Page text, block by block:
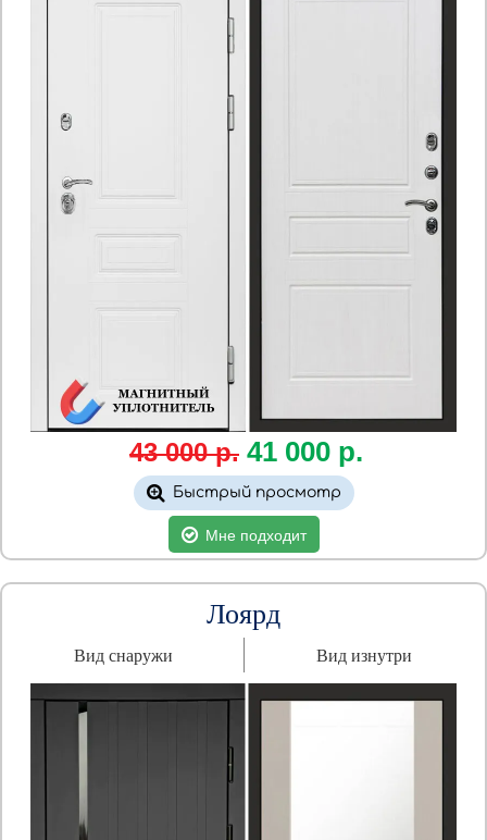
43 000 р. 41 000 р.
Быстрый просмотр
Мне подходит
Лоярд
Вид снаружи Вид изнутри